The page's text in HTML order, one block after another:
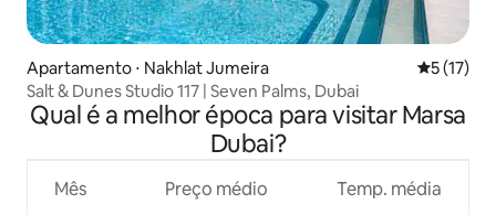
Apartamento ⋅ Nakhlat Jumeira 5 de uma
5 (17)
Salt & Dunes Studio 117 | Seven Palms, Dubai
Qual é a melhor época para visitar Marsa
Dubai?
Mês Preço médio Temp. média